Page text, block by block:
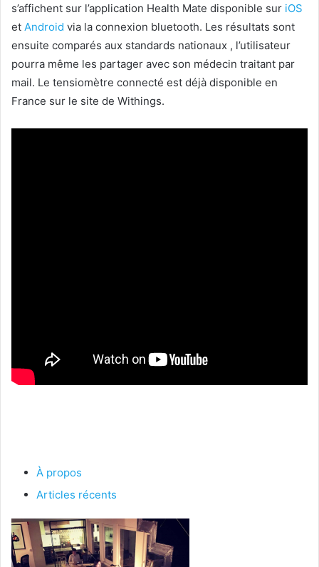
s’affichent sur l’application Health Mate disponible sur iOS
et Android via la connexion bluetooth. Les résultats sont
ensuite comparés aux standards nationaux , l’utilisateur
pourra même les partager avec son médecin traitant par
mail. Le tensiomètre connecté est déjà disponible en
France sur le site de Withings.
À propos
Articles récents